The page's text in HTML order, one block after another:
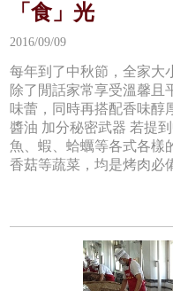
「食」光
2016/09/09
每年到了中秋節，全家大
除了閒話家常享受溫馨且
味蕾，同時再搭配香味
醬油 加分秘密武器 若提
魚、蝦、蛤蠣等各式各樣
香菇等蔬菜，均是烤肉必